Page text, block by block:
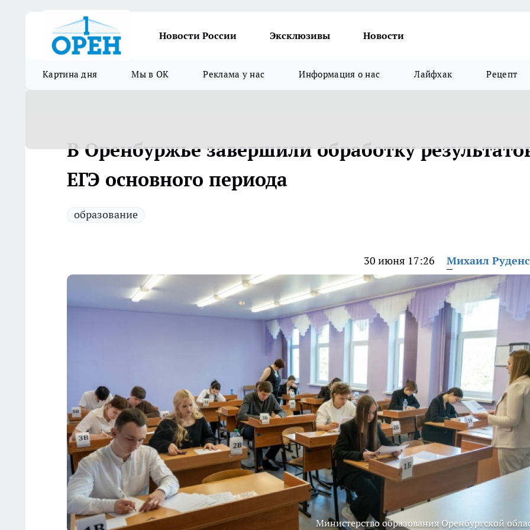
Новости России Эксклюзивы Новости
Картина дня Мы в ОК Реклама у нас Информация о нас Лайфхак Рецепт
В Оренбуржье завершили обработку
ЕГЭ основного периода
образование
30 июня 17:26 Михаил
Министерство образования Оренбургской